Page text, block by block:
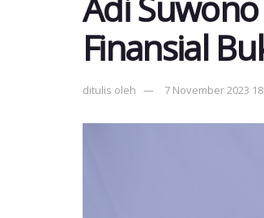
Finansial
ditulis oleh 7 November 2023